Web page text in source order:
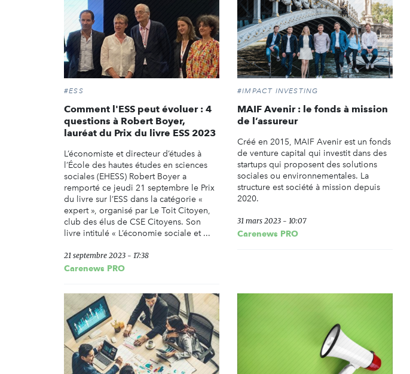
#ESS
Comment l'ESS peut évoluer : 4
questions à Robert Boyer,
lauréat du Prix du livre ESS 2023
L’économiste et directeur d’études à
l’École des hautes études en sciences
sociales (EHESS) Robert Boyer a
remporté ce jeudi 21 septembre le Prix
du livre sur l’ESS dans la catégorie «
expert », organisé par Le Toit Citoyen,
club des élus de CSE Citoyens. Son
livre intitulé « L’économie sociale et ...
21 septembre 2023 - 17:38
Carenews PRO
#IMPACT INVESTING
MAIF Avenir : le fonds à mission
de l’assureur
Créé en 2015, MAIF Avenir est un fonds
de venture capital qui investit dans des
startups qui proposent des solutions
sociales ou environnementales. La
structure est société à mission depuis
2020.
31 mars 2023 - 10:07
Carenews PRO